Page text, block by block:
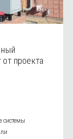
проекта
системы